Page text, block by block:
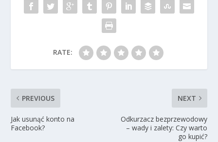
RATE:
PREVIOUS
Jak usunąć konto na
Facebook?
NEXT
Odkurzacz bezprzewodowy
– wady i zalety: Czy warto
go kupić?